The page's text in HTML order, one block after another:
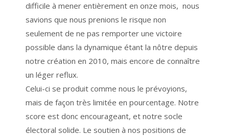
difficile à mener entièrement en onze mois, nous
savions que nous prenions le risque non
seulement de ne pas remporter une victoire
possible dans la dynamique étant la nôtre depuis
notre création en 2010, mais encore de connaître
un léger reflux.
Celui-ci se produit comme nous le prévoyions,
mais de façon très limitée en pourcentage. Notre
score est donc encourageant, et notre socle
électoral solide. Le soutien à nos positions de